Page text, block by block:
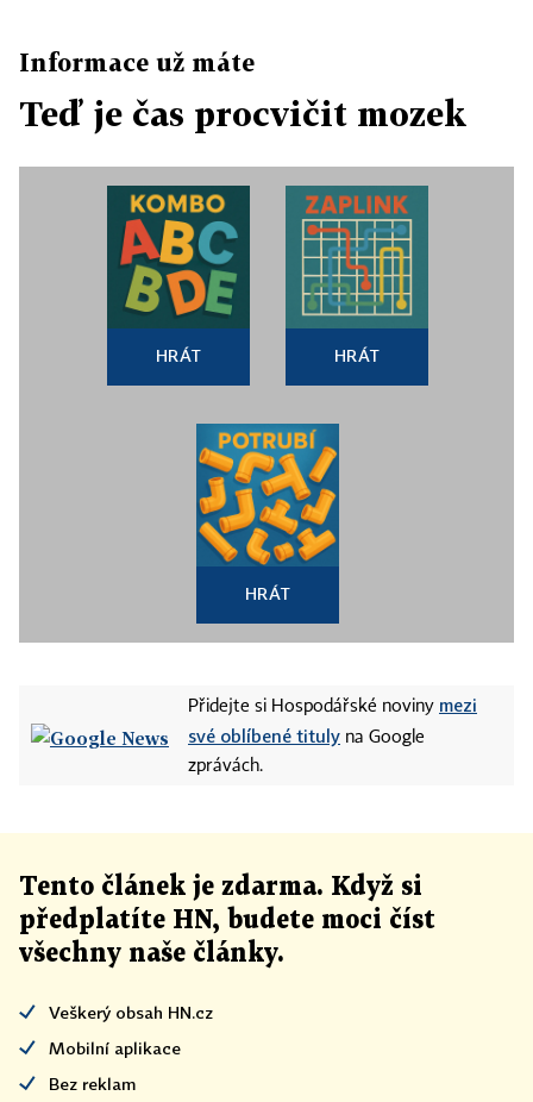
Informace už máte
Teď je čas procvičit mozek
HRÁT HRÁT
HRÁT
Přidejte si Hospodářské noviny mezi
své oblíbené tituly na Google
zprávách.
Tento článek je zdarma. Když si
předplatíte HN, budete moci číst
všechny naše články.
Veškerý obsah HN.cz
Mobilní aplikace
Bez reklam